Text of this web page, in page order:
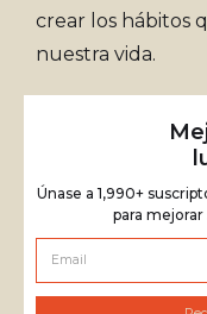
crear los hábitos
nuestra vida.
Únase a 1,990+
para